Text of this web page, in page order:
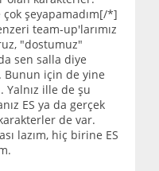
şeyapamadım[/*]
team-up'larımız
"dostumuz"
sen salla diye
Bunun için de yine
Yalnız ille de şu
ES ya da gerçek
de var.
lazım, hiç birine ES